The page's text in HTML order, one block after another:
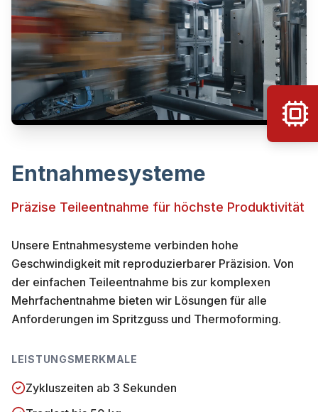
Entnahmesysteme
Präzise Teileentnahme für höchste Produktivität
Unsere Entnahmesysteme verbinden hohe
Geschwindigkeit mit reproduzierbarer Präzision. Von
der einfachen Teileentnahme bis zur komplexen
Mehrfachentnahme bieten wir Lösungen für alle
Anforderungen im Spritzguss und Thermoforming.
LEISTUNGSMERKMALE
Zykluszeiten ab 3 Sekunden